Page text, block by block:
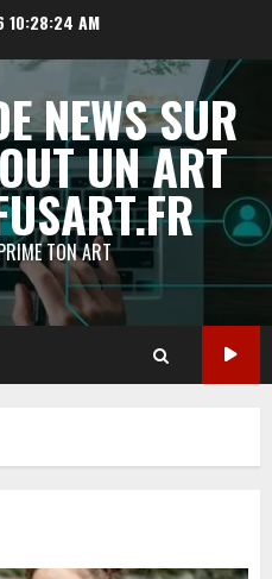
10:28:24 AM
NEWS SUR
UN ART
TON ART